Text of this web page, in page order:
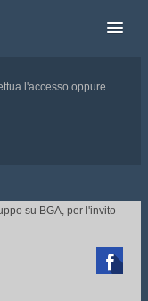
l'accesso oppure
su BGA, per l'invito ai
